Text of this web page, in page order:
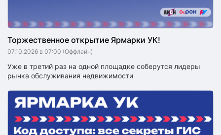
Торжественное открытие Ярмарки УК!
07.10.2026 в 07:00 (Оффлайн)
Уже в третий раз на одной площадке соберутся лидеры
рынка обслуживания недвижимости